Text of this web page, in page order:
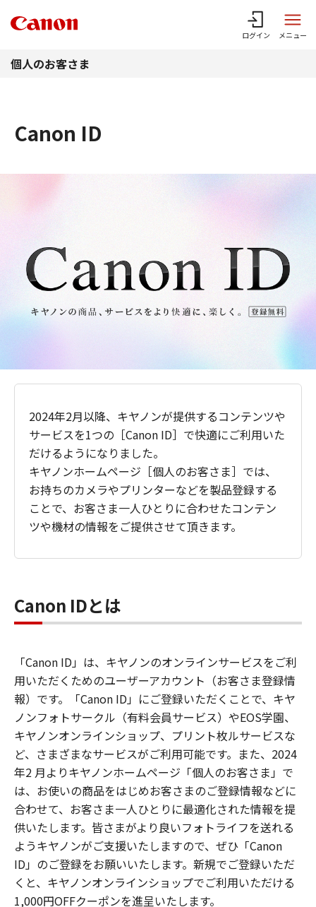
ログイン メニュー
個人のお客さま
Canon ID
2024年2月以降、キヤノンが提供するコンテンツや
サービスを1つの［Canon ID］で快適にご利用いた
だけるようになりました。
キヤノンホームページ［個人のお客さま］では、
お持ちのカメラやプリンターなどを製品登録する
ことで、お客さま一人ひとりに合わせたコンテン
ツや機材の情報をご提供させて頂きます。
Canon IDとは
「Canon ID」は、キヤノンのオンラインサービスをご利
用いただくためのユーザーアカウント（お客さま登録情
報）です。「Canon ID」にご登録いただくことで、キヤ
ノンフォトサークル（有料会員サービス）やEOS学園、
キヤノンオンラインショップ、プリント枚ルサービスな
ど、さまざまなサービスがご利用可能です。また、2024
年2 月よりキヤノンホームページ「個人のお客さま」で
は、お使いの商品をはじめお客さまのご登録情報などに
合わせて、お客さま一人ひとりに最適化された情報を提
供いたします。皆さまがより良いフォトライフを送れる
ようキヤノンがご支援いたしますので、ぜひ「Canon
ID」のご登録をお願いいたします。新規でご登録いただ
くと、キヤノンオンラインショップでご利用いただける
1,000円OFFクーポンを進呈いたします。